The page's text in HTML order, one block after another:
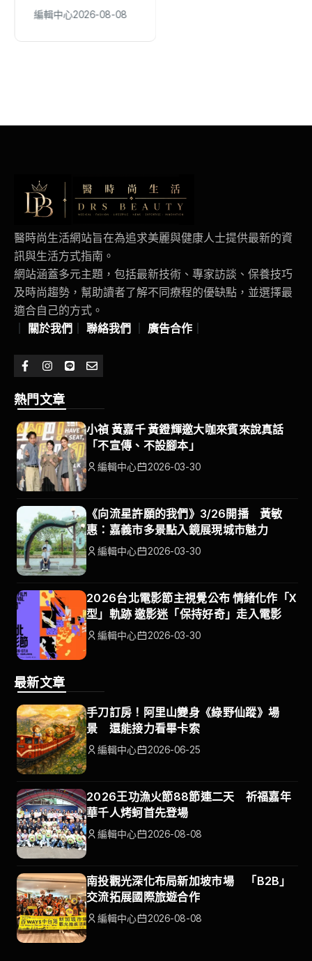
博陪爸爸過節
編輯中心2026-08-08
醫時尚生活網站旨在為追求美麗與健康人士提供最新的資
訊與生活方式指南。
網站涵蓋多元主題，包括最新技術、專家訪談、保養技巧
及時尚趨勢，幫助讀者了解不同療程的優缺點，並選擇最
適合自己的方式。
關於我們 聯絡我們 廣告合作
熱門文章
小禎 黃嘉千 黃鐙輝邀大咖來賓來說真話
「不宣傳、不設腳本」
編輯中心 2026-03-30
《向流星許願的我們》3/26開播 黃敏
惠：嘉義市多景點入鏡展現城市魅力
編輯中心 2026-03-30
2026台北電影節主視覺公布 情緒化作「X
型」軌跡 邀影迷「保持好奇」走入電影
編輯中心 2026-03-30
最新文章
手刀訂房！阿里山變身《綠野仙蹤》場
景 還能接力看畢卡索
編輯中心 2026-06-25
2026王功漁火節88節連二天 祈福嘉年
華千人烤蚵首先登場
編輯中心 2026-08-08
南投觀光深化布局新加坡市場 「B2B」
交流拓展國際旅遊合作
編輯中心 2026-08-08